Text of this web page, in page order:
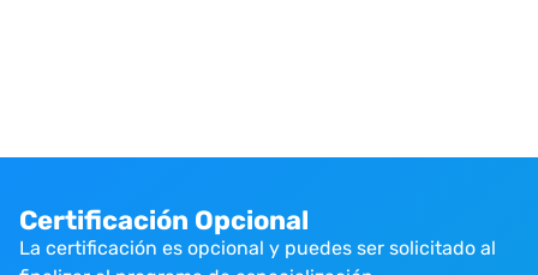
Certificación Opcional
La certificación es opcional y puedes ser solicitado al